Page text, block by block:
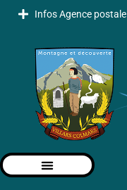
Infos Agence postale